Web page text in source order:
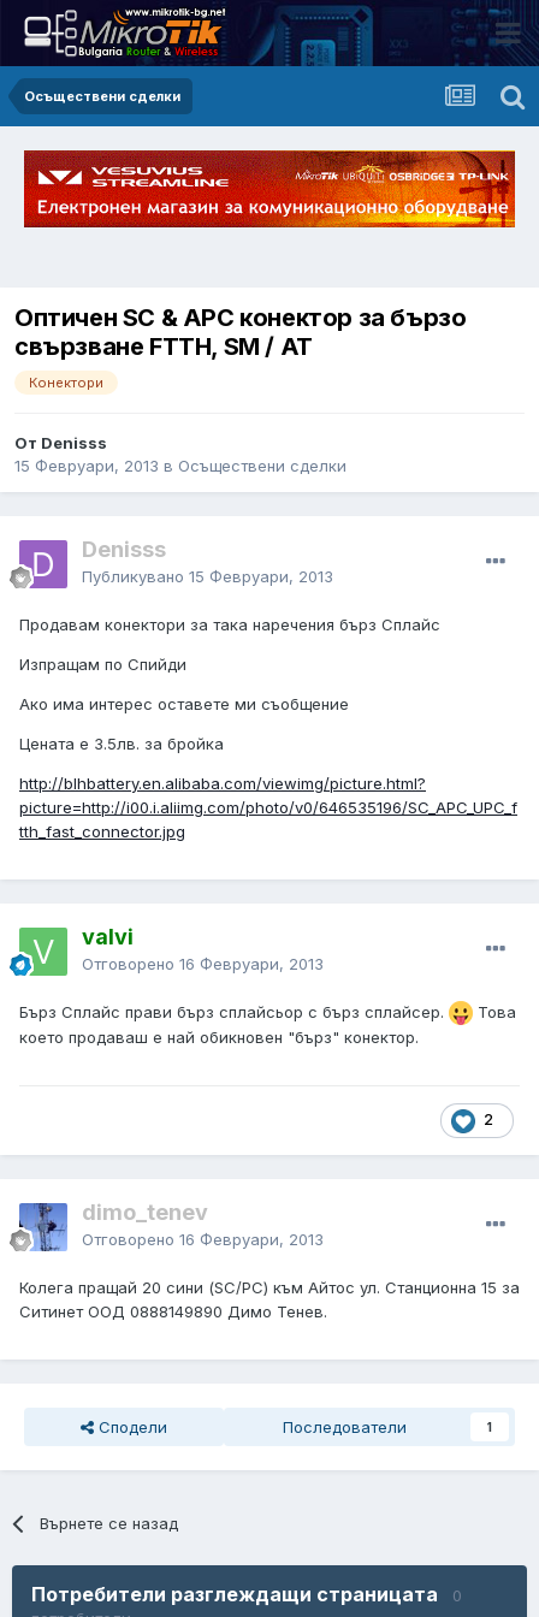
Осъществени сделки
Оптичен SC & APC конектор за бързо
свързване FTTH, SM / AT
Конектори
От Denisss
15 Февруари, 2013 в Осъществени сделки
Denisss
Публикувано 15 Февруари, 2013
Продавам конектори за така наречения бърз Сплайс
Изпращам по Спийди
Ако има интерес оставете ми съобщение
Цената е 3.5лв. за бройка
http://blhbattery.en.alibaba.com/viewimg/picture.html?
picture=http://i00.i.aliimg.com/photo/v0/646535196/SC_APC_UPC_f
tth_fast_connector.jpg
valvi
Отговорено 16 Февруари, 2013
Бърз Сплайс прави бърз сплайсьор с бърз сплайсер.
Това
което продаваш е най обикновен "бърз" конектор.
2
dimo_tenev
Отговорено 16 Февруари, 2013
Колега пращай 20 сини (SC/PC) към Айтос ул. Станционна 15 за
Ситинет ООД 0888149890 Димо Тенев.
Сподели Последователи 1
Върнете се назад
Потребители разглеждащи страницата
0